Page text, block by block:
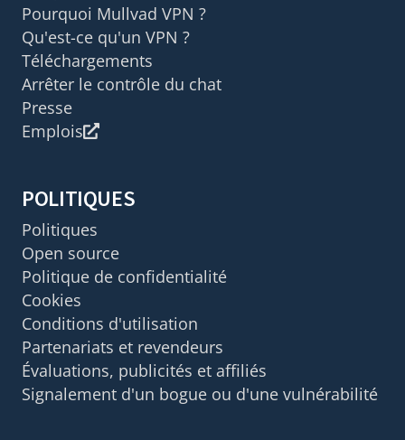
Pourquoi Mullvad VPN ?
Qu'est-ce qu'un VPN ?
Téléchargements
Arrêter le contrôle du chat
Presse
Emplois
POLITIQUES
Politiques
Open source
Politique de confidentialité
Cookies
Conditions d'utilisation
Partenariats et revendeurs
Évaluations, publicités et affiliés
Signalement d'un bogue ou d'une vulnérabilité